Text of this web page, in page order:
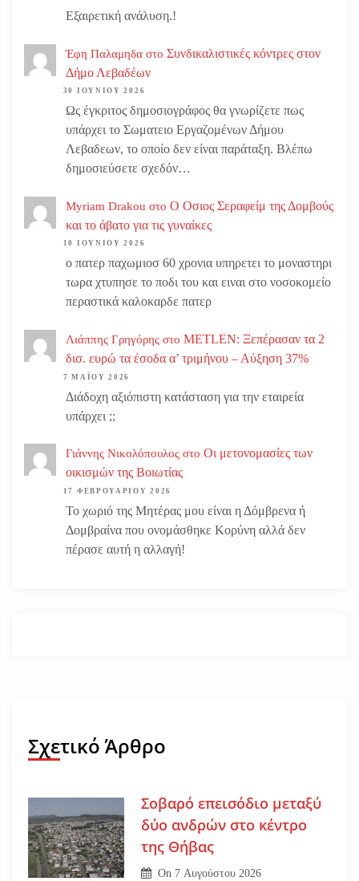
Εξαιρετική ανάλυση.!
Έφη Παλαμηδα στο Συνδικαλιστικές κόντρες στον
Δήμο Λεβαδέων
30 ΙΟΥΝΊΟΥ 2026
Ως έγκριτος δημοσιογράφος θα γνωρίζετε πως
υπάρχει το Σωματειο Εργαζομένων Δήμου
Λεβαδεων, το οποίο δεν είναι παράταξη. Βλέπω
δημοσιεύσετε σχεδόν…
Myriam Drakou στο Ο Οσιος Σεραφείμ της Δομβούς
και το άβατο για τις γυναίκες
10 ΙΟΥΝΊΟΥ 2026
ο πατερ παχωμιοσ 60 χρονια υπηρετει το μοναστηρι
τωρα χτυπησε το ποδι του και ειναι στο νοσοκομείο
περαστικά καλοκαρδε πατερ
Λιάππης Γρηγόρης στο METLEN: Ξεπέρασαν τα 2
δισ. ευρώ τα έσοδα α’ τριμήνου – Αύξηση 37%
7 ΜΑΪ́ΟΥ 2026
Διάδοχη αξιόπιστη κατάσταση για την εταιρεία
υπάρχει ;;
Γιάννης Νικολόπουλος στο Οι μετονομασίες των
οικισμών της Βοιωτίας
17 ΦΕΒΡΟΥΑΡΊΟΥ 2026
Το χωριό της Μητέρας μου είναι η Δόμβρενα ή
Δομβραίνα που ονομάσθηκε Κορύνη αλλά δεν
πέρασε αυτή η αλλαγή!
Σχετικό Άρθρο
Σοβαρό επεισόδιο μεταξύ
δύο ανδρών στο κέντρο
της Θήβας
On 7 Αυγούστου 2026